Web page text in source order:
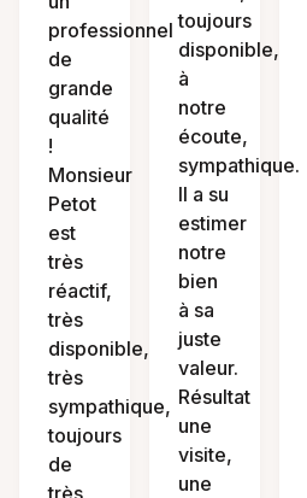
professionnel
de
grande
qualité
!
Monsieur
Petot
est
très
réactif,
très
disponible,
très
sympathique,
toujours
de
très
toujours
disponible,
à
notre
écoute,
sympathique.
Il a su
estimer
notre
bien
à sa
juste
valeur.
Résultat
une
visite,
une